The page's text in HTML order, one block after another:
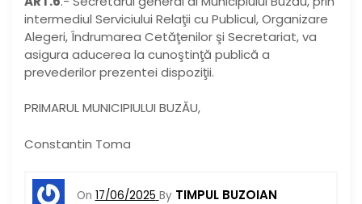
intermediul Serviciului Relaţii cu Publicul, Organizare
Alegeri, Îndrumarea Cetăţenilor şi Secretariat, va
asigura aducerea la cunoştinţă publică a
prevederilor prezentei dispoziţii.
PRIMARUL MUNICIPIULUI BUZĂU,
Constantin Toma
On 17/06/2025 By TIMPUL BUZOIAN